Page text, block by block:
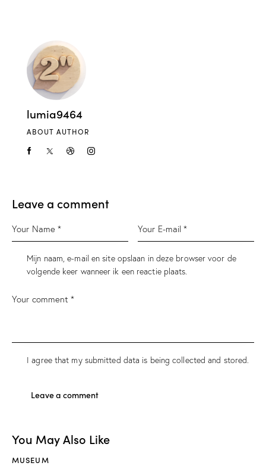
lumia9464
ABOUT AUTHOR
Leave a comment
Mijn naam, e-mail en site opslaan in deze browser voor de
volgende keer wanneer ik een reactie plaats.
I agree that my submitted data is beingcollected and stored.
You May Also Like
MUSEUM